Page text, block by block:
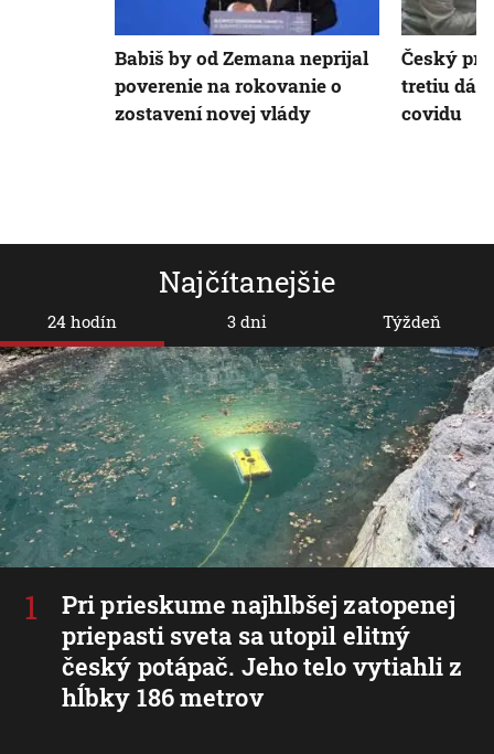
Najčítanejšie
24 hodín
Pri prieskume najhlbšej zatopenej
priepasti sveta sa utopil elitný
český potápač. Jeho telo vytiahli z
hĺbky 186 metrov
3 dni Týždeň
Babiš by od Zemana neprijal
poverenie na rokovanie o
zostavení novej vlády
Český
tretiu
covidu